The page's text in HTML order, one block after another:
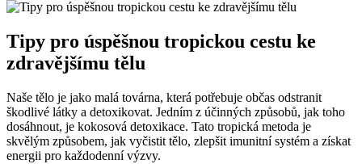
Tipy pro úspěšnou tropickou cestu ke
zdravějšímu tělu
Naše tělo je jako malá továrna, která potřebuje občas odstranit
škodlivé látky a⁢ detoxikovat.​ Jedním z účinných způsobů, jak toho
dosáhnout, je‍ kokosová detoxikace. Tato tropická metoda je
skvělým způsobem, ⁤jak vyčistit tělo, zlepšit imunitní systém ⁤a získat
energii ⁤pro každodenní ⁢výzvy.